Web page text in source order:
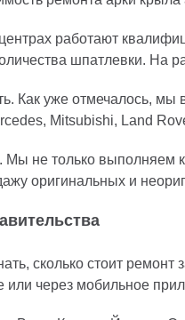
работают
шпатлевки. На
Как уже отмечалось,
Mitsubishi, Land
не только выполняем
оригинальных и
сколько стоит
или через мобильное